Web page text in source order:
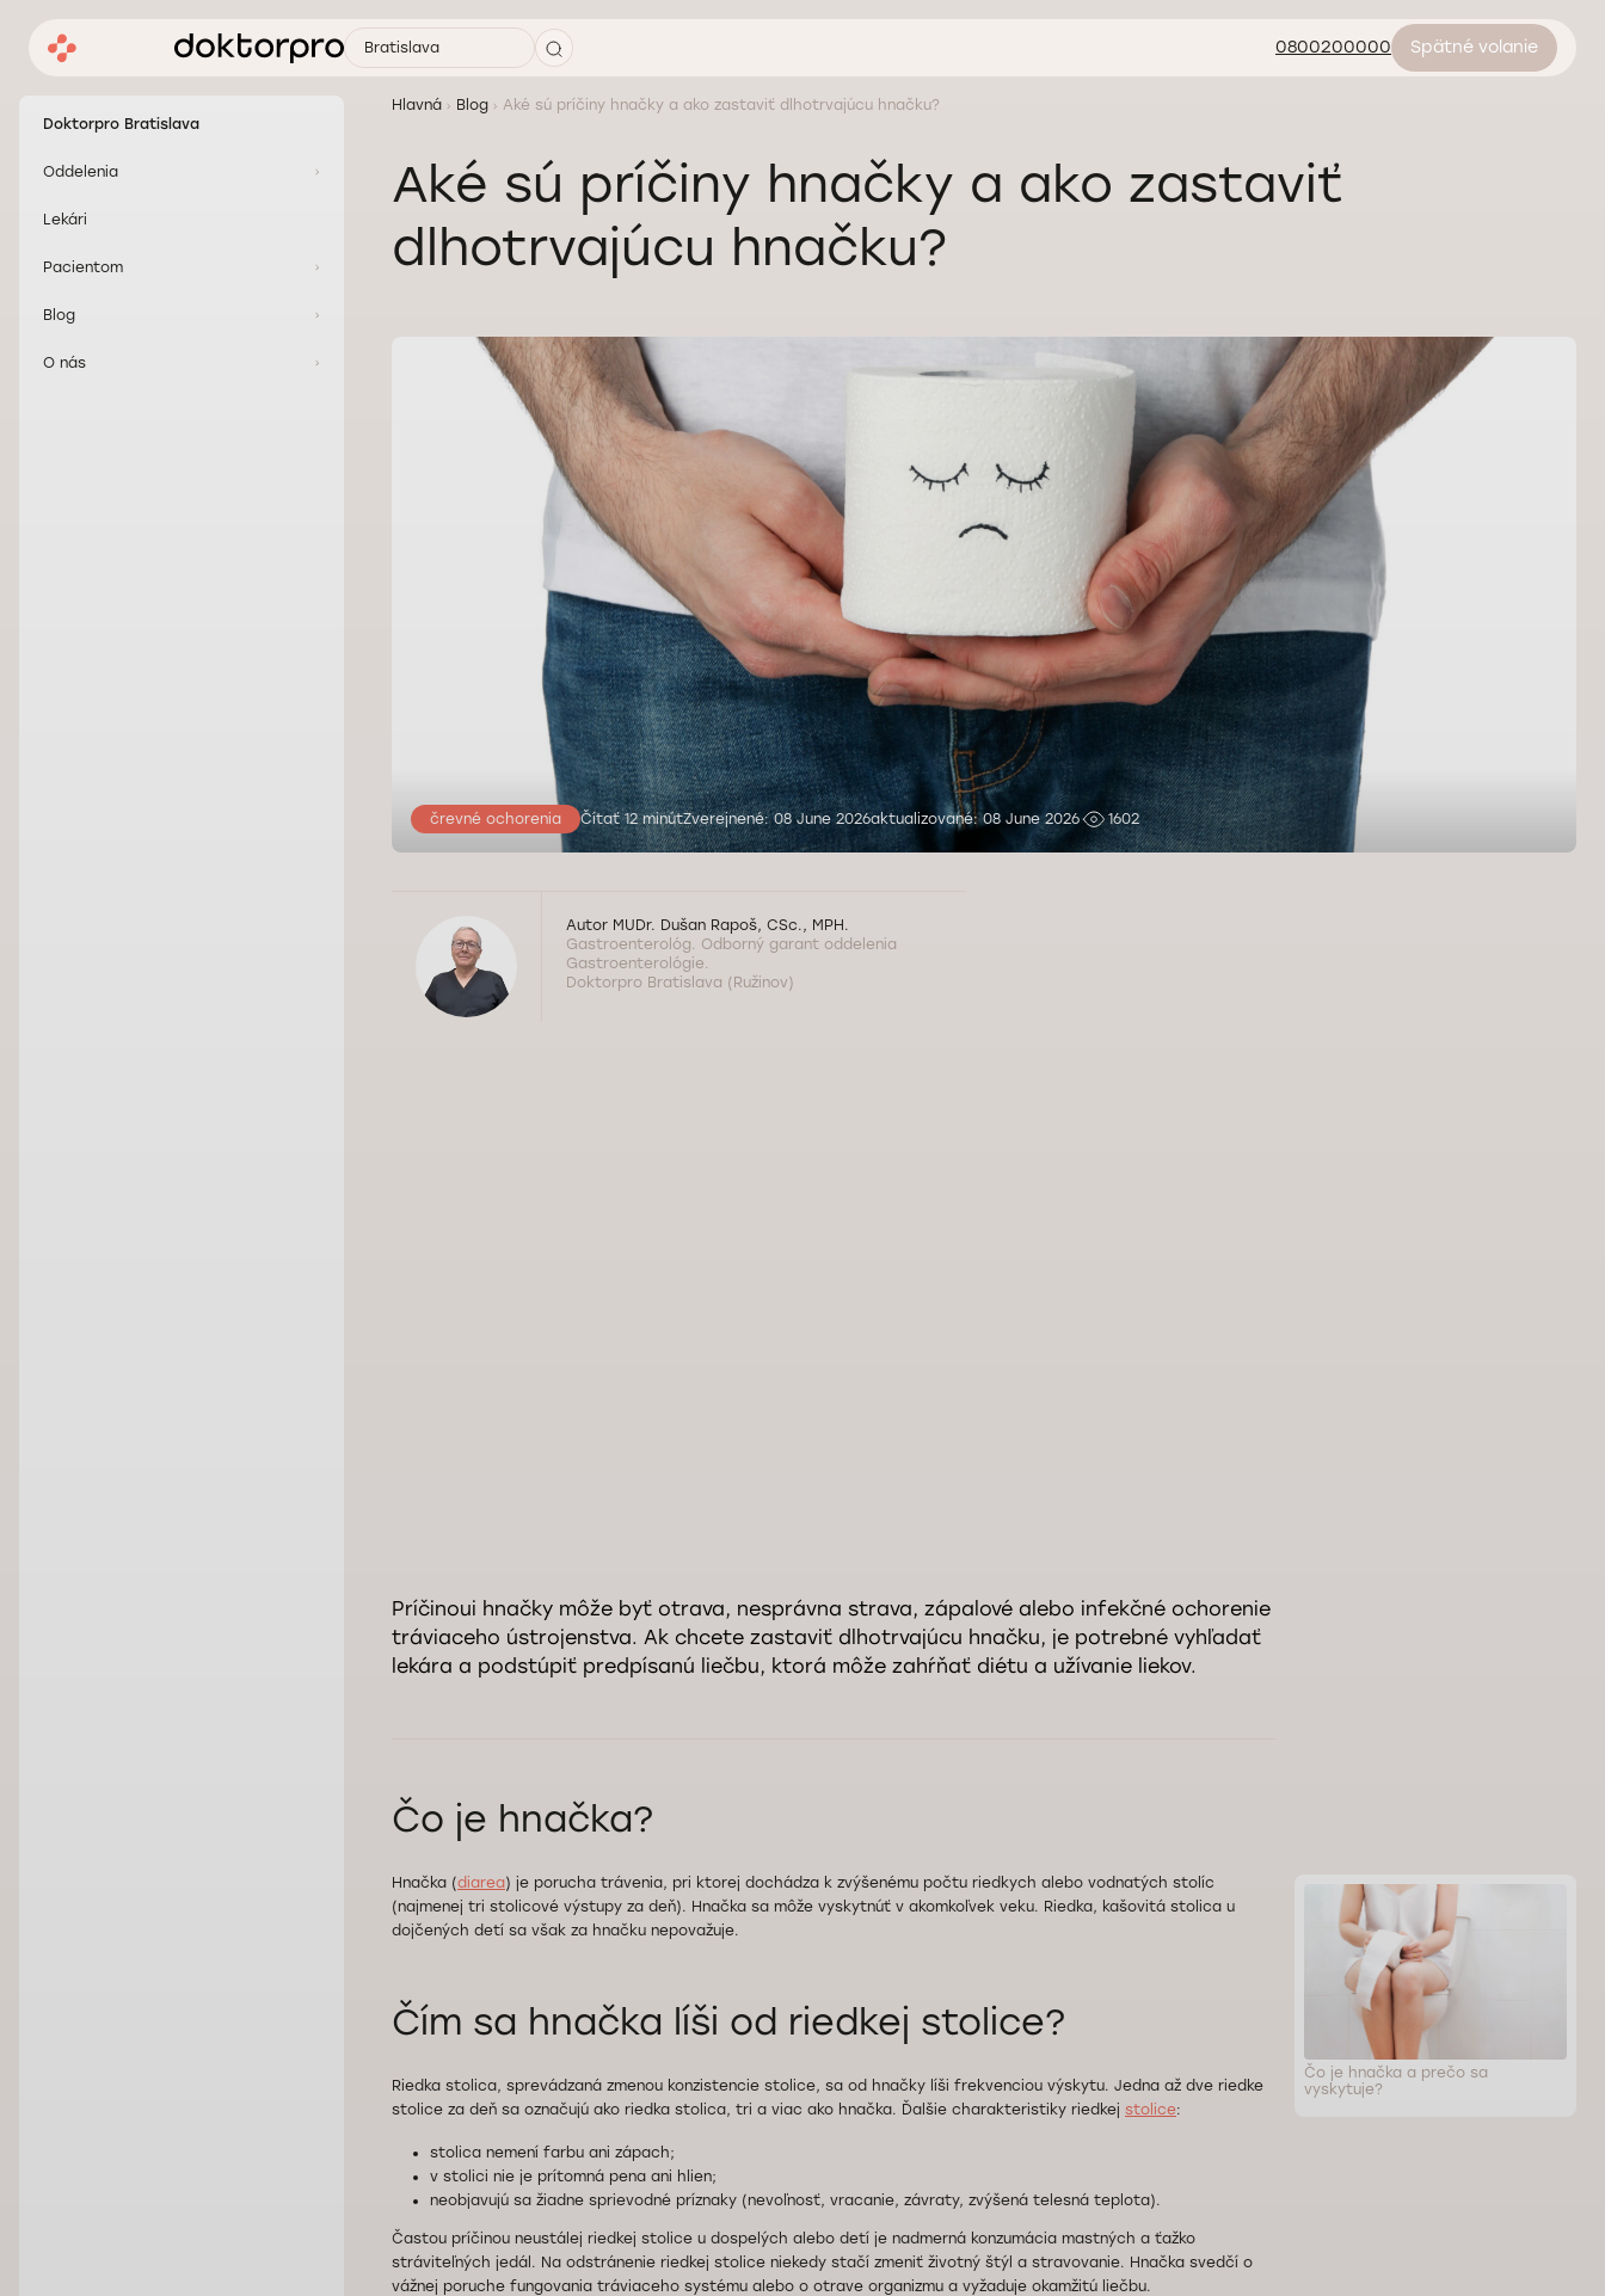
Bratislava 0800200000 Spätné volanie
Doktorpro Bratislava
Oddelenia
Lekári
Pacientom
Blog
O nás
Hlavná Blog Aké sú príčiny hnačky a ako zastaviť dlhotrvajúcu hnačku?
Aké sú príčiny hnačky a ako zastaviť
dlhotrvajúcu hnačku?
črevné ochorenia Čítať 12 minútZverejnené: 08 June 2026aktualizované: 08 June 2026 1602
Autor MUDr. Dušan Rapoš, CSc., MPH.
Gastroenterológ. Odborný garant oddelenia
Gastroenterológie.
Doktorpro Bratislava (Ružinov)
Príčinoui hnačky môže byť otrava, nesprávna strava, zápalové alebo infekčné ochorenie
tráviaceho ústrojenstva. Ak chcete zastaviť dlhotrvajúcu hnačku, je potrebné vyhľadať
lekára a podstúpiť predpísanú liečbu, ktorá môže zahŕňať diétu a užívanie liekov.
Čo je hnačka?
Hnačka (diarea) je porucha trávenia, pri ktorej dochádza k zvýšenému počtu riedkych alebo vodnatých stolíc
(najmenej tri stolicové výstupy za deň). Hnačka sa môže vyskytnúť v akomkoľvek veku. Riedka, kašovitá stolica u
dojčených detí sa však za hnačku nepovažuje.
Čím sa hnačka líši od riedkej stolice?
Riedka stolica, sprevádzaná zmenou konzistencie stolice, sa od hnačky líši frekvenciou výskytu. Jedna až dve riedke
stolice za deň sa označujú ako riedka stolica, tri a viac ako hnačka. Ďalšie charakteristiky riedkej stolice:
stolica nemení farbu ani zápach;
v stolici nie je prítomná pena ani hlien;
neobjavujú sa žiadne sprievodné príznaky (nevoľnosť, vracanie, závraty, zvýšená telesná teplota).
Častou príčinou neustálej riedkej stolice u dospelých alebo detí je nadmerná konzumácia mastných a ťažko
stráviteľných jedál. Na odstránenie riedkej stolice niekedy stačí zmeniť životný štýl a stravovanie. Hnačka svedčí o
vážnej poruche fungovania tráviaceho systému alebo o otrave organizmu a vyžaduje okamžitú liečbu.
Čo je hnačka a prečo sa
vyskytuje?